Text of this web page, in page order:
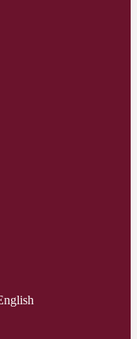
English